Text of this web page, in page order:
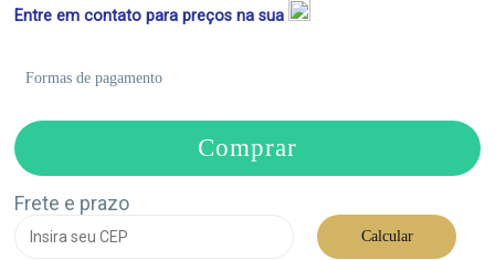
Entre em contato para preços na sua
Formas de pagamento
Comprar
Frete e prazo
Calcular